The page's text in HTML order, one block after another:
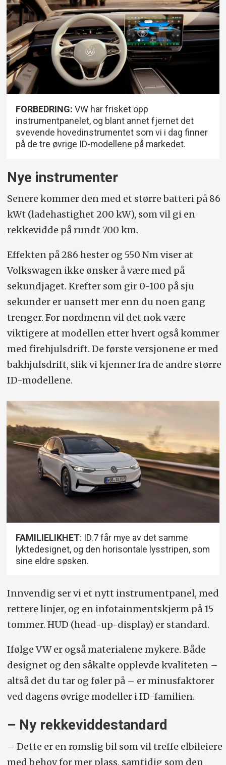
FORBEDRING:VW har frisket opp
instrumentpanelet, og blant annet fjernet det
svevende hovedinstrumentet som vi i dag finner
på de tre øvrige ID-modellene på markedet.
Nye instrumenter
Senere kommer den med et større batteri på 86
kWt (ladehastighet 200 kW), som vil gi en
rekkevidde på rundt 700 km.
Effekten på 286 hester og 550 Nm viser at
Volkswagen ikke ønsker å være med på
sekundjaget. Krefter som gir 0-100 på sju
sekunder er uansett mer enn du noen gang
trenger. For nordmenn vil det nok være
viktigere at modellen etter hvert også kommer
med firehjulsdrift. De første versjonene er med
bakhjulsdrift, slik vi kjenner fra de andre større
ID-modellene.
FAMILIELIKHET: ID.7 får mye av det samme
lyktedesignet, og den horisontale lysstripen, som
sine eldre søsken.
Innvendig ser vi et nytt instrumentpanel, med
rettere linjer, og en infotainmentskjerm på 15
tommer. HUD (head-up-display) er standard.
Ifølge VW er også materialene mykere. Både
designet og den såkalte opplevde kvaliteten –
altså det du tar og føler på – er minusfaktorer
ved dagens øvrige modeller i ID-familien.
– Ny rekkeviddestandard
– Dette er en romslig bil som vil treffe elbileiere
med behov for mer plass, samtidig som den